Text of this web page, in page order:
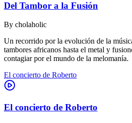
Del Tambor a la Fusión
By cholaholic
Un recorrido por la evolución de la
tambores africanos hasta el metal y
contagiar por el mundo de la melomanía.
El concierto de Roberto
El concierto de Roberto